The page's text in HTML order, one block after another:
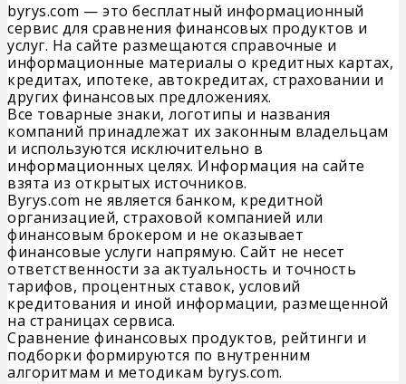
byrys.com — это бесплатный информационный
сервис для сравнения финансовых продуктов и
услуг. На сайте размещаются справочные и
информационные материалы о кредитных картах,
кредитах, ипотеке, автокредитах, страховании и
других финансовых предложениях.
Все товарные знаки, логотипы и названия
компаний принадлежат их законным владельцам
и используются исключительно в
информационных целях. Информация на сайте
взята из открытых источников.
Byrys.com не является банком, кредитной
организацией, страховой компанией или
финансовым брокером и не оказывает
финансовые услуги напрямую. Сайт не несет
ответственности за актуальность и точность
тарифов, процентных ставок, условий
кредитования и иной информации, размещенной
на страницах сервиса.
Сравнение финансовых продуктов, рейтинги и
подборки формируются по внутренним
алгоритмам и методикам byrys.com.